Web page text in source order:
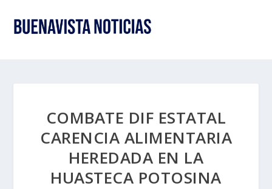
COMBATE DIF ESTATAL
CARENCIA ALIMENTARIA
HEREDADA EN LA
HUASTECA POTOSINA